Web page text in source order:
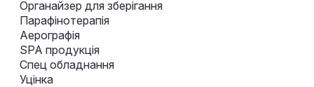
Органайзер для зберігання
Парафінотерапія
Аерографія
SPA продукція
Спец обладнання
Уцінка